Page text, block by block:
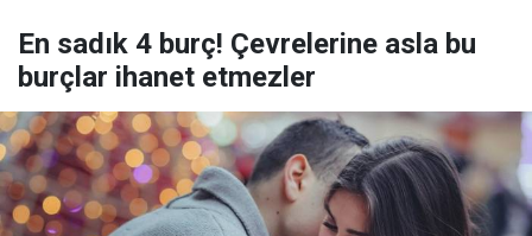
En sadık 4 burç! Çevrelerine asla bu
burçlar ihanet etmezler